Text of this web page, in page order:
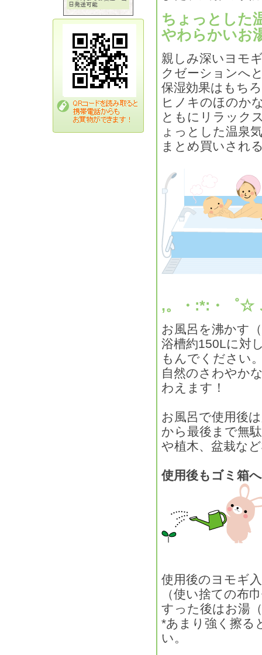
ちょっとした
やわらかいお
親しみ深いヨモ
クゼーションへ
保湿効果はもち
ヒノキのほのか
ともにリラック
ょっとした温泉
まとめ買いされ
,。・:*:・゜☆
お風呂を沸かす
浴槽約150Lに対
もんでください
自然のさわやか
わえます！
お風呂で使用後
から最後まで無
や植木、盆栽な
使用後もゴミ箱
使用後のヨモギ
（使い捨ての布
すった後はお湯
*あまり強く擦る
い。